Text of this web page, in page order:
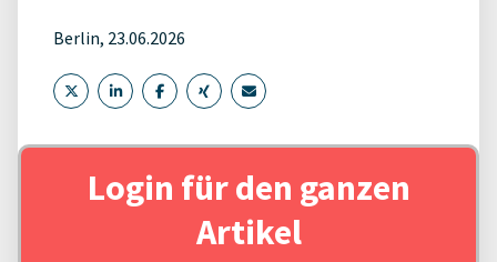
Berlin, 23.06.2026
Login für den ganzen
Artikel